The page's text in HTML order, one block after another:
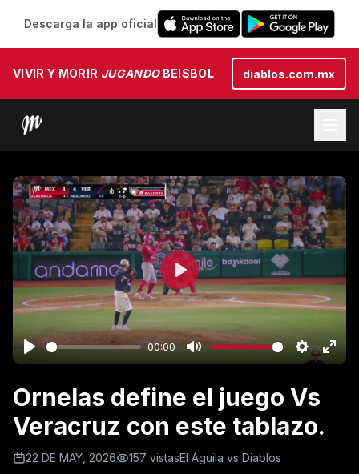
Descarga la app oficial
VIVIR Y MORIR JUGANDOBEISBOL diablos.com.mx
00:00
Play
Ornelas define el juego Vs
Veracruz con este tablazo.
22 DE MAY, 2026 157 vistasEl Águila vs Diablos